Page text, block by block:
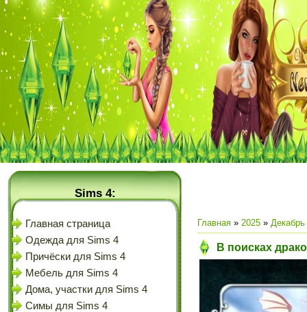
Sims 4:
Главная страница
Одежда для Sims 4
Причёски для Sims 4
Мебель для Sims 4
Дома, участки для Sims 4
Симы для Sims 4
Главная » 2025 » Декабрь
В поисках